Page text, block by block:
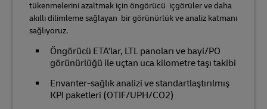
tükenmelerini azaltmak için öngörücü içgörüler ve daha
akıllı dilimleme sağlayan bir görünürlük ve analiz katmanı
sağlıyoruz.
Öngörücü ETA'lar, LTL panoları ve bayi/PO
görünürlüğü ile uçtan uca kilometre taşı takibi
Envanter-sağlık analizi ve standartlaştırılmış
KPI paketleri (OTIF/UPH/CO2)